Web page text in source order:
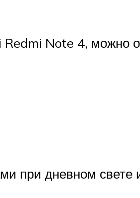
Note 4, можно
при дневном